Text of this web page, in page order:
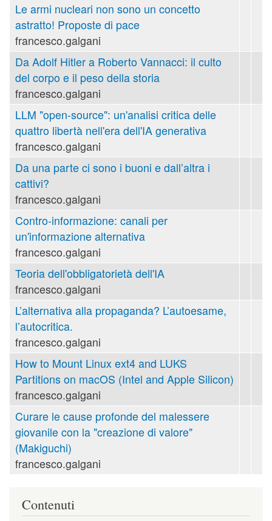
Le armi nucleari non sono un concetto
astratto! Proposte di pace
francesco.galgani
Da Adolf Hitler a Roberto Vannacci: il culto
del corpo e il peso della storia
francesco.galgani
LLM "open-source": un'analisi critica delle
quattro libertà nell'era dell'IA generativa
francesco.galgani
Da una parte ci sono i buoni e dall’altra i
cattivi?
francesco.galgani
Contro-informazione: canali per
un'informazione alternativa
francesco.galgani
Teoria dell'obbligatorietà dell'IA
francesco.galgani
L’alternativa alla propaganda? L’autoesame,
l’autocritica.
francesco.galgani
How to Mount Linux ext4 and LUKS
Partitions on macOS (Intel and Apple Silicon)
francesco.galgani
Curare le cause profonde del malessere
giovanile con la "creazione di valore"
(Makiguchi)
francesco.galgani
Contenuti